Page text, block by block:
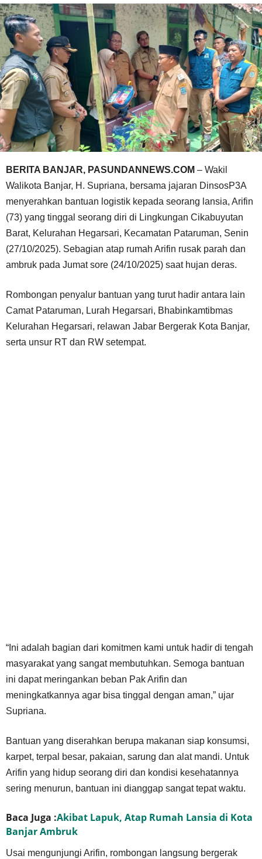
BERITA BANJAR, PASUNDANNEWS.COM – Wakil
Walikota Banjar, H. Supriana, bersama jajaran DinsosP3A
menyerahkan bantuan logistik kepada seorang lansia, Arifin
(73) yang tinggal seorang diri di Lingkungan Cikabuyutan
Barat, Kelurahan Hegarsari, Kecamatan Pataruman, Senin
(27/10/2025). Sebagian atap rumah Arifin rusak parah dan
ambruk pada Jumat sore (24/10/2025) saat hujan deras.
Rombongan penyalur bantuan yang turut hadir antara lain
Camat Pataruman, Lurah Hegarsari, Bhabinkamtibmas
Kelurahan Hegarsari, relawan Jabar Bergerak Kota Banjar,
serta unsur RT dan RW setempat.
“Ini adalah bagian dari komitmen kami untuk hadir di tengah
masyarakat yang sangat membutuhkan. Semoga bantuan
ini dapat meringankan beban Pak Arifin dan
meningkatkannya agar bisa tinggal dengan aman,” ujar
Supriana.
Bantuan yang diserahkan berupa makanan siap konsumsi,
karpet, terpal besar, pakaian, sarung dan alat mandi. Untuk
Arifin yang hidup seorang diri dan kondisi kesehatannya
sering menurun, bantuan ini dianggap sangat tepat waktu.
Baca Juga :Akibat Lapuk, Atap Rumah Lansia di Kota
Banjar Ambruk
Usai mengunjungi Arifin, rombongan langsung bergerak